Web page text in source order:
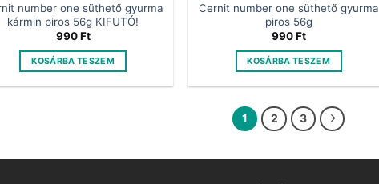
number one süthető gyurma
kármin piros 56g KIFUTÓ!
990Ft
KOSÁRBA TESZEM
Cernit number one süthető gyurma
piros 56g
990Ft
KOSÁRBA TESZEM
1 2 3